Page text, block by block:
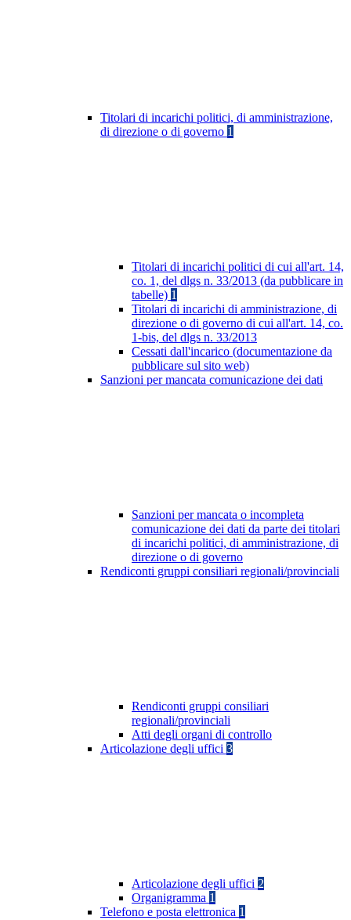
Titolari di incarichi politici, di amministrazione,
di direzione o di governo 1
Titolari di incarichi politici di cui all'art. 14,
co. 1, del dlgs n. 33/2013 (da pubblicare in
tabelle) 1
Titolari di incarichi di amministrazione, di
direzione o di governo di cui all'art. 14, co.
1-bis, del dlgs n. 33/2013
Cessati dall'incarico (documentazione da
pubblicare sul sito web)
Sanzioni per mancata comunicazione dei dati
Sanzioni per mancata o incompleta
comunicazione dei dati da parte dei titolari
di incarichi politici, di amministrazione, di
direzione o di governo
Rendiconti gruppi consiliari regionali/provinciali
Rendiconti gruppi consiliari
regionali/provinciali
Atti degli organi di controllo
Articolazione degli uffici 3
Articolazione degli uffici 2
Organigramma 1
Telefono e posta elettronica 1